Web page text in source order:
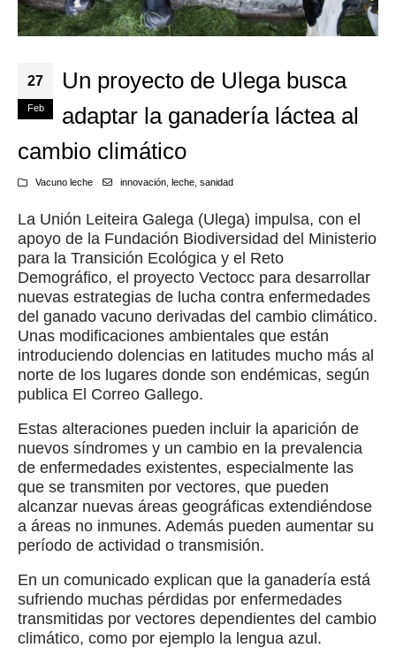
27
Feb
Un proyecto de Ulega busca
adaptar la ganadería láctea al
cambio climático
Vacuno leche innovación, leche, sanidad
La Unión Leiteira Galega (Ulega) impulsa, con el
apoyo de la Fundación Biodiversidad del Ministerio
para la Transición Ecológica y el Reto
Demográfico, el proyecto Vectocc para desarrollar
nuevas estrategias de lucha contra enfermedades
del ganado vacuno derivadas del cambio climático.
Unas modificaciones ambientales que están
introduciendo dolencias en latitudes mucho más al
norte de los lugares donde son endémicas, según
publica El Correo Gallego.
Estas alteraciones pueden incluir la aparición de
nuevos síndromes y un cambio en la prevalencia
de enfermedades existentes, especialmente las
que se transmiten por vectores, que pueden
alcanzar nuevas áreas geográficas extendiéndose
a áreas no inmunes. Además pueden aumentar su
período de actividad o transmisión.
En un comunicado explican que la ganadería está
sufriendo muchas pérdidas por enfermedades
transmitidas por vectores dependientes del cambio
climático, como por ejemplo la lengua azul.